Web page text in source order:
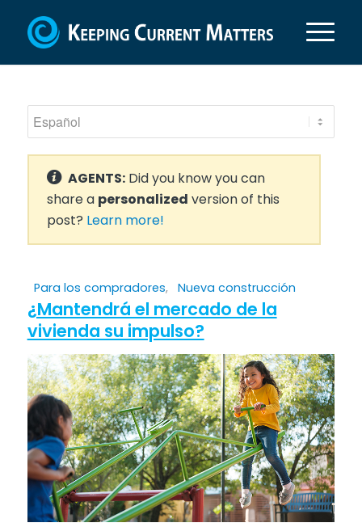
AGENTS:Did you know you can
share a personalized version of this
post? Learn more!
Para los compradores, Nueva construcción
¿Mantendrá el mercado de la
vivienda su impulso?